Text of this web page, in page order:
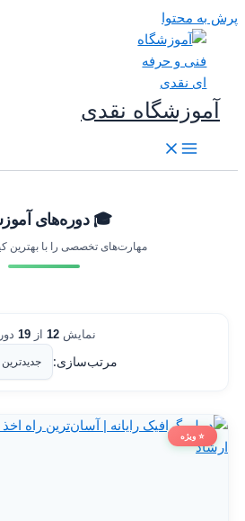
به محتوا
آموزشگاه نقدی
🎓 دوره‌های
مهارت‌های تخصصی را با بهترین
نمایش12 از 19 دوره
مرتب‌سازی:
⭐ ویژه